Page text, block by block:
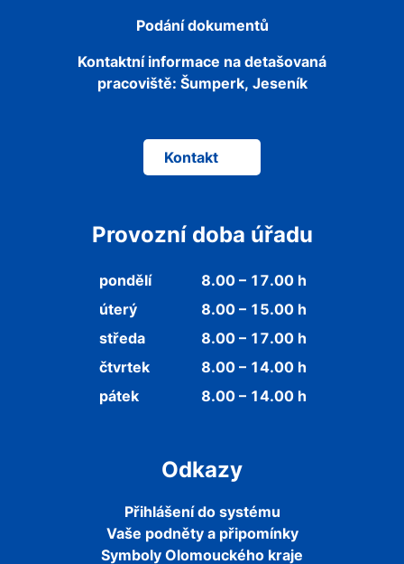
Podání dokumentů
Kontaktní informace na detašovaná
pracoviště: Šumperk, Jeseník
Kontakt
Provozní doba úřadu
pondělí
8.00 – 17.00 h
úterý
8.00 – 15.00 h
středa
8.00 – 17.00 h
čtvrtek
8.00 – 14.00 h
pátek
8.00 – 14.00 h
Odkazy
Přihlášení do systému
Vaše podněty a připomínky
Symboly Olomouckého kraje